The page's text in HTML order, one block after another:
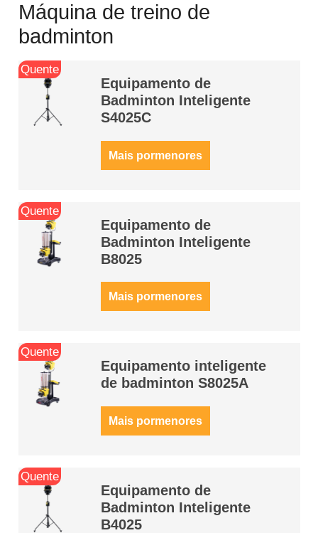
Máquina de treino de
badminton
Quente
Equipamento de
Badminton Inteligente
S4025C
Mais pormenores
Quente
Equipamento de
Badminton Inteligente
B8025
Mais pormenores
Quente
Equipamento inteligente
de badminton S8025A
Mais pormenores
Quente
Equipamento de
Badminton Inteligente
B4025